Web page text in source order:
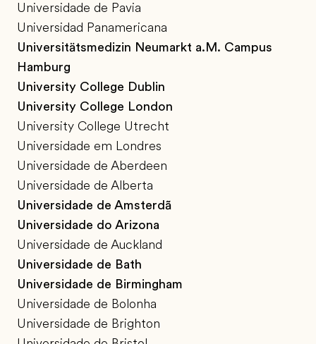
Universidade de Pavia
Universidad Panamericana
Universitätsmedizin Neumarkt a.M. Campus
Hamburg
University College Dublin
University College London
University College Utrecht
Universidade em Londres
Universidade de Aberdeen
Universidade de Alberta
Universidade de Amsterdã
Universidade do Arizona
Universidade de Auckland
Universidade de Bath
Universidade de Birmingham
Universidade de Bolonha
Universidade de Brighton